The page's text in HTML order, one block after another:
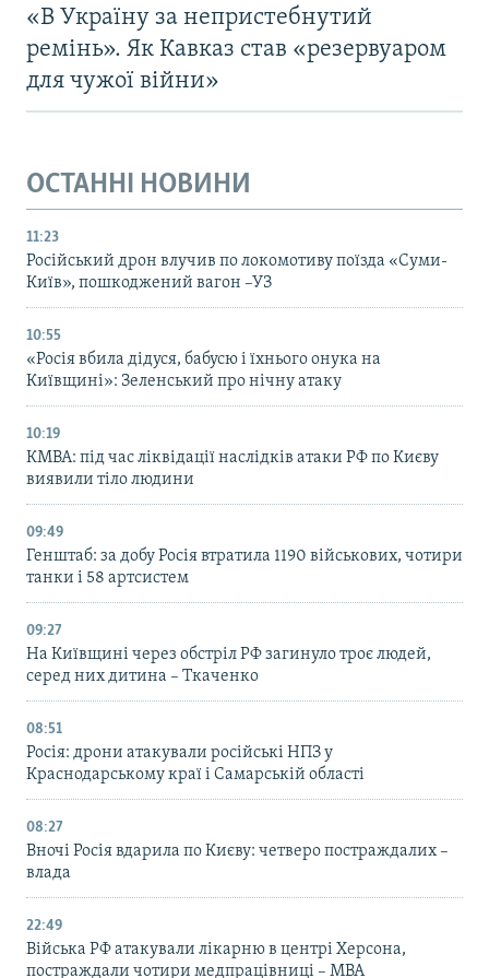
«В Україну за непристебнутий
ремінь». Як Кавказ став «резервуаром
для чужої війни»
ОСТАННІ НОВИНИ
11:23
Російський дрон влучив по локомотиву поїзда «Суми-
Київ», пошкоджений вагон –УЗ
10:55
«Росія вбила дідуся, бабусю і їхнього онука на
Київщині»: Зеленський про нічну атаку
10:19
КМВА: під час ліквідації наслідків атаки РФ по Києву
виявили тіло людини
09:49
Генштаб: за добу Росія втратила 1190 військових, чотири
танки і 58 артсистем
09:27
На Київщині через обстріл РФ загинуло троє людей,
серед них дитина – Ткаченко
08:51
Росія: дрони атакували російські НПЗ у
Краснодарському краї і Самарській області
08:27
Вночі Росія вдарила по Києву: четверо постраждалих –
влада
22:49
Війська РФ атакували лікарню в центрі Херсона,
постраждали чотири медпрацівниці – МВА